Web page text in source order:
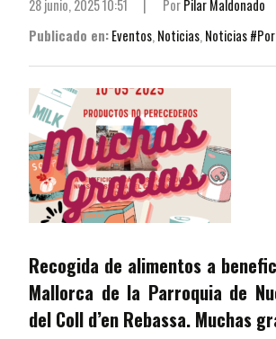
28 junio, 2025 10:51 Por Pilar Maldonado
Publicado en:Eventos, Noticias, Noticias
Recogida de alimentos a
Mallorca de la Parroquia de
del Coll d’en Rebassa. Muchas